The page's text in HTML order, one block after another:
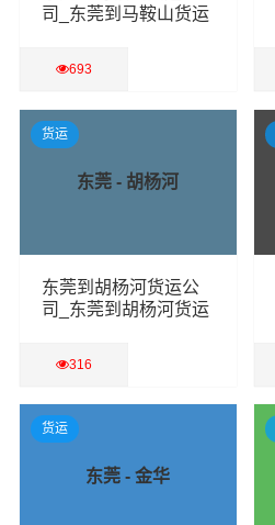
司_东莞到马鞍山货运
693
查看详细
东莞 - 胡杨河
东莞到胡杨河货运公
司_东莞到胡杨河货运
316
查看详细
货运
东莞 - 金华
货运